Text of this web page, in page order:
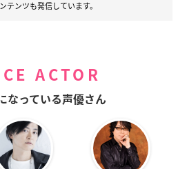
テンツも発信しています。
ACTOR
なっている声優さん